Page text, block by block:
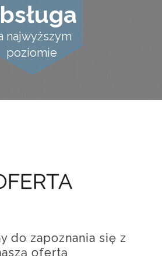
najwyższym
poziomie
do zapoznania się z
ofertą